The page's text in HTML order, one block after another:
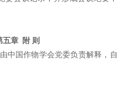
五章 附 则
中国作物学会党委负责解释，自